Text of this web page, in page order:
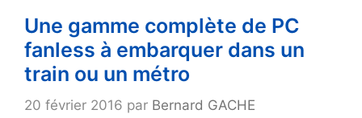
Une gamme complète de PC
fanless à embarquer dans un
train ou un métro
20 février 2016 par Bernard GACHE